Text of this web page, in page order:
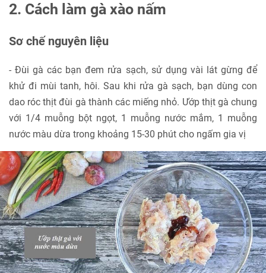
2. Cách làm gà xào nấm
Sơ chế nguyên liệu
- Đùi gà các bạn đem rửa sạch, sử dụng vài lát gừng để
khử đi mùi tanh, hôi. Sau khi rửa gà sạch, bạn dùng con
dao róc thịt đùi gà thành các miếng nhỏ. Ướp thịt gà chung
với 1/4 muỗng bột ngọt, 1 muỗng nước mắm, 1 muỗng
nước màu dừa trong khoảng 15-30 phút cho ngấm gia vị